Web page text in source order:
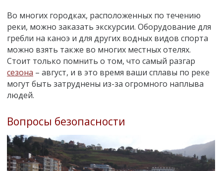
Во многих городках, расположенных по течению
реки, можно заказать экскурсии. Оборудование для
гребли на каноэ и для других водных видов спорта
можно взять также во многих местных отелях.
Стоит только помнить о том, что самый разгар
сезона – август, и в это время ваши сплавы по реке
могут быть затруднены из-за огромного наплыва
людей.
Вопросы безопасности